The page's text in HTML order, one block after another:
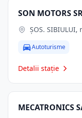
SON MOTORS
ŞOS.
Autoturisme
Detalii stație
MECATRONICS